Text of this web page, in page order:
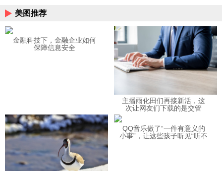
美图推荐
金融科技下，金融企业如何
保障信息安全
主播雨化田们再接新活，这
次让网友们下载的是交管
QQ音乐做了“一件有意义的
小事”，让这些孩子听见“听不